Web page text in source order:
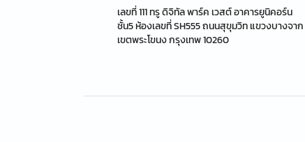
เลขที่ 111 ทรู ดิจิทัล พาร์ค เวสต์ อาคารยูนิคอร์น
ชั้น5 ห้องเลขที่ SH555 ถนนสุขุมวิท แขวงบางจาก
เขตพระโขนง กรุงเทพ 10260